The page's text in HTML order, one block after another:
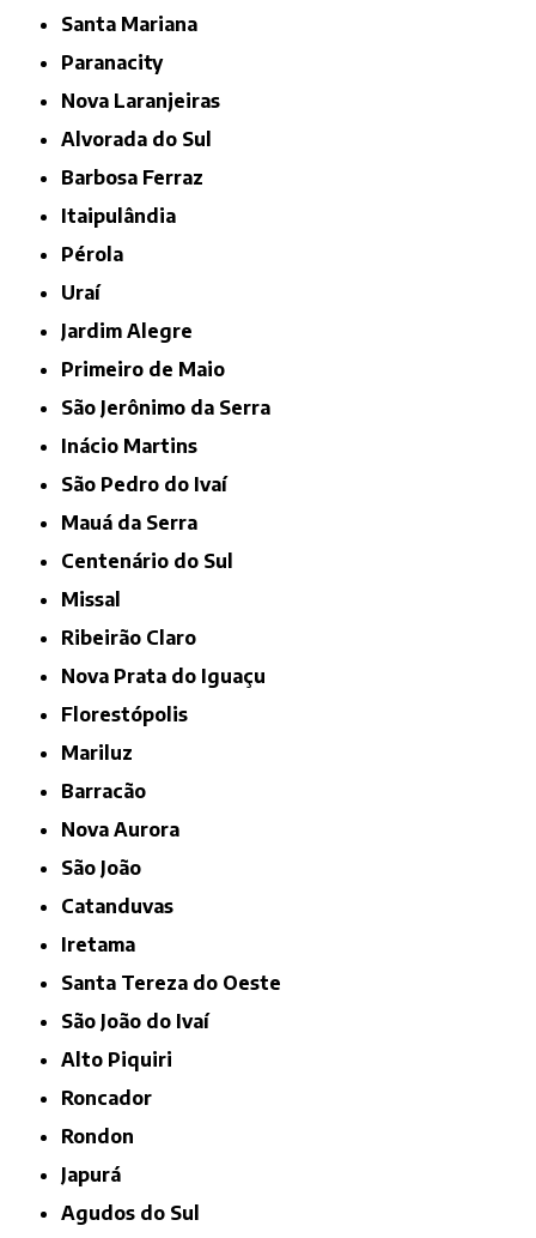
Santa Mariana
Paranacity
Nova Laranjeiras
Alvorada do Sul
Barbosa Ferraz
Itaipulândia
Pérola
Uraí
Jardim Alegre
Primeiro de Maio
São Jerônimo da Serra
Inácio Martins
São Pedro do Ivaí
Mauá da Serra
Centenário do Sul
Missal
Ribeirão Claro
Nova Prata do Iguaçu
Florestópolis
Mariluz
Barracão
Nova Aurora
São João
Catanduvas
Iretama
Santa Tereza do Oeste
São João do Ivaí
Alto Piquiri
Roncador
Rondon
Japurá
Agudos do Sul